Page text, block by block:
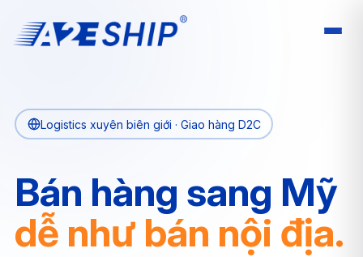
Logistics xuyên biên giới · Giao hàng D2C
Bán hàng sang Mỹ
dễ như bán nội địa.